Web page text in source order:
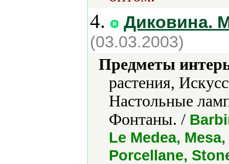
4. Диковина.
(03.03.2003)
Предметы
растения,
Настольные
Фонтаны. /
Le Medea,
Porcellane,